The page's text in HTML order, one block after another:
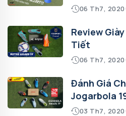
06 Th7, 2020
Review
Tiết
06 Th7, 2020
Đánh Giá
Jogarbola
03 Th7, 2020